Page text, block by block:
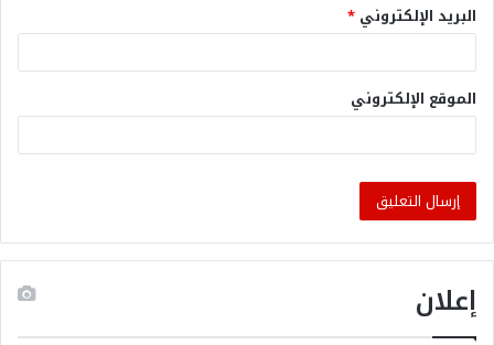
البريد الإلكتروني *
الموقع الإلكتروني
إعلان